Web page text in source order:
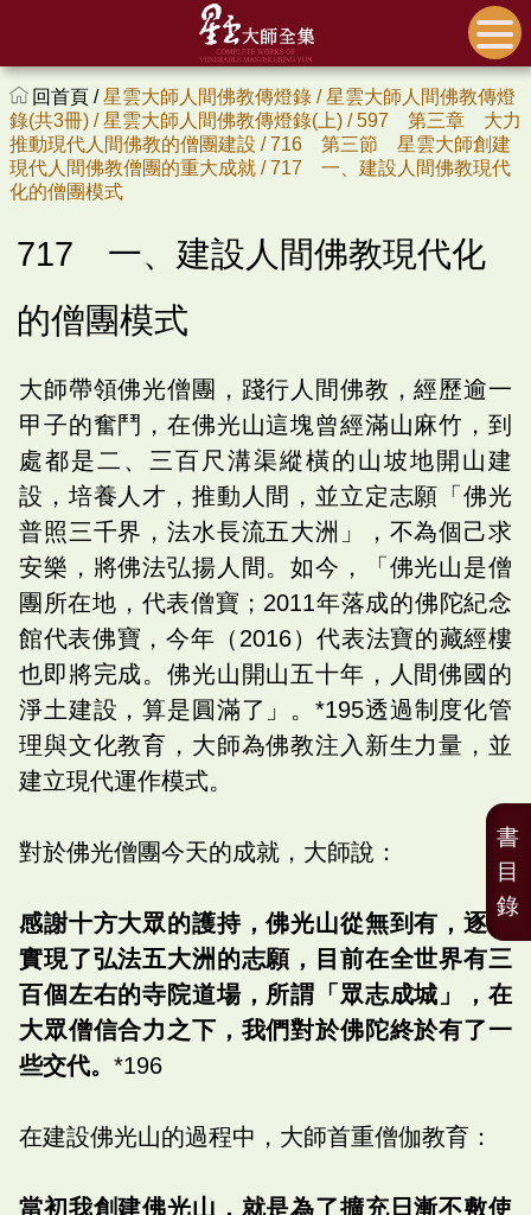
回首頁 /星雲大師人間佛教傳燈錄 /星雲大師人間佛教傳燈
錄(共3冊) /星雲大師人間佛教傳燈錄(上) /597 第三章 大力
推動現代人間佛教的僧團建設 /716 第三節 星雲大師創建
現代人間佛教僧團的重大成就 /717 一、建設人間佛教現代
化的僧團模式
717 一、建設人間佛教現代化
的僧團模式
大師帶領佛光僧團，踐行人間佛教，經歷逾一
甲子的奮鬥，在佛光山這塊曾經滿山麻竹，到
處都是二、三百尺溝渠縱橫的山坡地開山建
設，培養人才，推動人間，並立定志願「佛光
普照三千界，法水長流五大洲」，不為個己求
安樂，將佛法弘揚人間。如今，「佛光山是僧
團所在地，代表僧寶；2011年落成的佛陀紀念
館代表佛寶，今年（2016）代表法寶的藏經樓
也即將完成。佛光山開山五十年，人間佛國的
淨土建設，算是圓滿了」。*195透過制度化管
理與文化教育，大師為佛教注入新生力量，並
建立現代運作模式。
對於佛光僧團今天的成就，大師說：
感謝十方大眾的護持，佛光山從無到有，逐步
實現了弘法五大洲的志願，目前在全世界有三
百個左右的寺院道場，所謂「眾志成城」，在
大眾僧信合力之下，我們對於佛陀終於有了一
些交代。 *196
在建設佛光山的過程中，大師首重僧伽教育：
當初我創建佛光山，就是為了擴充日漸不敷使
書
目
錄